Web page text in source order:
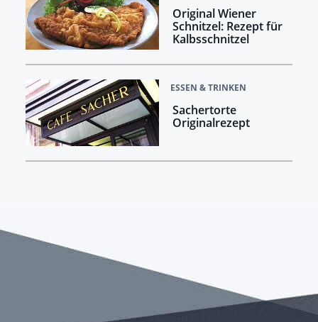
Original Wiener
Schnitzel: Rezept für
Kalbsschnitzel
ESSEN & TRINKEN
Sachertorte
Originalrezept